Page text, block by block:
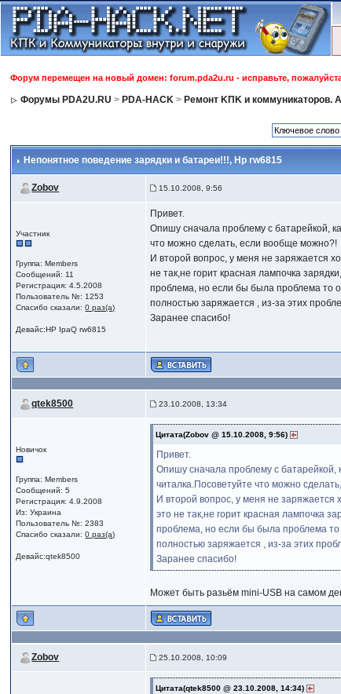
Форум перемещен на новый домен: forum.pda2u.ru - исправьте,
Форумы PDA2U.RU > PDA-HACK > Ремонт KПK и коммуникаторов.
Непонятное поведение зарядки и батареи!!!, Hp rw6815
Zobov 15.10.2008, 9:56
Участник
Группа: Members
Сообщений: 11
Регистрация: 4.5.2008
Пользователь №: 1253
Спасибо сказали:0 раз(а)
Девайс:HP IpaQ rw6815
Привет.
Опишу сначала проблему с батарейкой,
что можно сделать, если вообще можно?!
И второй вопрос, у меня не заряжается
не так,не горит красная лампочка
проблема, но если бы была проблема то
полностью заряжается , из-за этих
Заранее спасибо!
qtek8500 23.10.2008, 13:34
Новичок
Группа: Members
Сообщений: 5
Регистрация: 4.9.2008
Из: Украина
Пользователь №: 2383
Спасибо сказали:0 раз(а)
Девайс:qtek8500
Цитата(Zobov @ 15.10.2008, 9:56)
Привет.
Опишу сначала проблему с батарейкой,
читалка.Посоветуйте что можно
И второй вопрос, у меня не заряжается
это не так,не горит красная лампочка
проблема, но если бы была проблема то
полностью заряжается , из-за этих
Заранее спасибо!
Может быть разьём mini-USB на самом
Zobov 25.10.2008, 10:09
Цитата(qtek8500 @ 23.10.2008, 14:34)